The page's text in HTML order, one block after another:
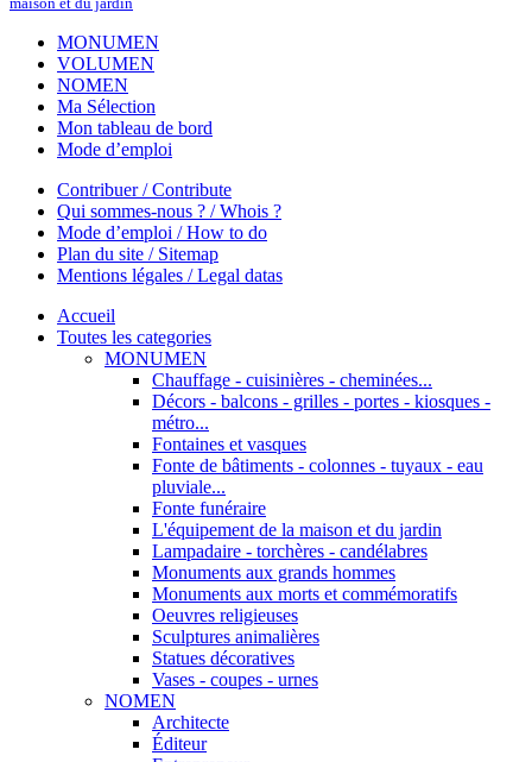
MONUMEN
VOLUMEN
NOMEN
Ma Sélection
Mon tableau de bord
Mode d’emploi
Contribuer / Contribute
Qui sommes-nous ? / Whois ?
Mode d’emploi / How to do
Plan du site / Sitemap
Mentions légales / Legal datas
Accueil
Toutes les categories
MONUMEN
Chauffage - cuisinières - cheminées...
Décors - balcons - grilles - portes - kiosques -
métro...
Fontaines et vasques
Fonte de bâtiments - colonnes - tuyaux - eau
pluviale...
Fonte funéraire
L'équipement de la maison et du jardin
Lampadaire - torchères - candélabres
Monuments aux grands hommes
Monuments aux morts et commémoratifs
Oeuvres religieuses
Sculptures animalières
Statues décoratives
Vases - coupes - urnes
NOMEN
Architecte
Éditeur